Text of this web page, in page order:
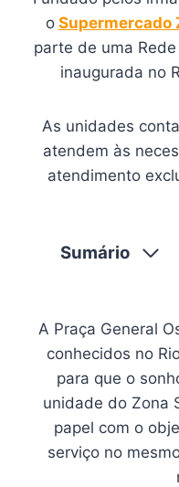
o Supermercado
parte de uma
inaugurada no
As unidades
atendem às
atendimento
Sumário
A Praça General
conhecidos no
para que o
unidade do Zona
papel com o
serviço no